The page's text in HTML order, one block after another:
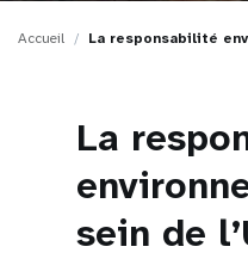
Accueil La responsabilité
La
sein de